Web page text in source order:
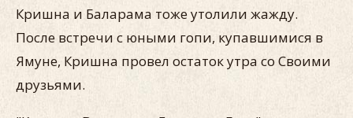
Кришна и Баларама тоже утолили жажду.
После встречи с юными гопи, купавшимися в
Ямуне, Кришна провел остаток утра со Своими
друзьями.